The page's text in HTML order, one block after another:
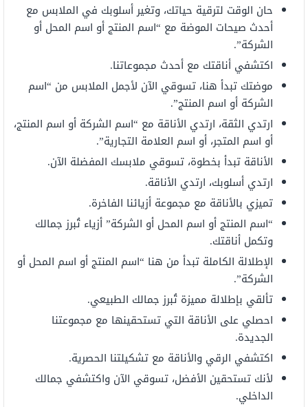
حان الوقت لترقية حياتك، وتغير أسلوبك في الملابس مع
أحدث صيحات الموضة مع “اسم المنتج أو اسم المحل أو
الشركة”.
اكتشفي أناقتك مع أحدث مجموعاتنا.
موضتك تبدأ هنا، تسوقي الآن لأجمل الملابس من “اسم
الشركة أو اسم المنتج”.
ارتدي الثقة، ارتدي الأناقة مع “اسم الشركة أو اسم المنتج،
أو اسم المتجر، أو اسم العلامة التجارية”.
الأناقة تبدأ بخطوة، تسوقي ملابسك المفضلة الآن.
ارتدي أسلوبك، ارتدي الأناقة.
تميزي بالأناقة مع مجموعة أزيائنا الفاخرة.
“اسم المنتج أو اسم المحل أو الشركة” أزياء تُبرز جمالك
وتكمل أناقتك.
الإطلالة الكاملة تبدأ من هنا “اسم المنتج أو اسم المحل أو
الشركة”.
تألقي بإطلالة مميزة تُبرز جمالك الطبيعي.
احصلي على الأناقة التي تستحقينها مع مجموعتنا
الجديدة.
اكتشفي الرقي والأناقة مع تشكيلتنا الحصرية.
لأنك تستحقين الأفضل، تسوقي الآن واكتشفي جمالك
الداخلي.